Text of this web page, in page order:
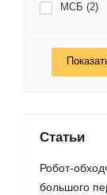
МСБ (2)
Статьи
Робот-
большого